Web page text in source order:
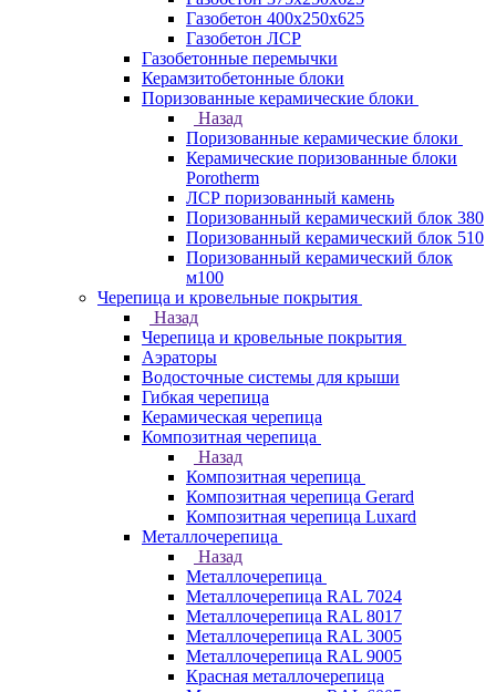
Газобетон 400х250х625
Газобетон ЛСР
Газобетонные перемычки
Керамзитобетонные блоки
Поризованные керамические блоки
Назад
Поризованные керамические блоки
Керамические поризованные блоки
Porotherm
ЛСР поризованный камень
Поризованный керамический блок 380
Поризованный керамический блок 510
Поризованный керамический блок
м100
Черепица и кровельные покрытия
Назад
Черепица и кровельные покрытия
Аэраторы
Водосточные системы для крыши
Гибкая черепица
Керамическая черепица
Композитная черепица
Назад
Композитная черепица
Композитная черепица Gerard
Композитная черепица Luxard
Металлочерепица
Назад
Металлочерепица
Металлочерепица RAL 7024
Металлочерепица RAL 8017
Металлочерепица RAL 3005
Металлочерепица RAL 9005
Красная металлочерепица